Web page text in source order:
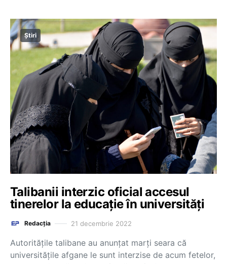
Știri
Talibanii interzic oficial accesul
tinerelor la educație în universități
Redacția 21 decembrie 2022
Autorităţile talibane au anunţat marți seara că
universităţile afgane le sunt interzise de acum fetelor,